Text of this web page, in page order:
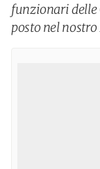
funzionari
posto nel nostro